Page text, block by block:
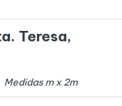
Teresa,
Medidas m x 2m